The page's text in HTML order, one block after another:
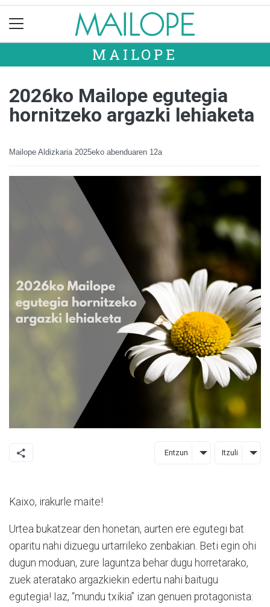
MAILOPE
2026ko Mailope egutegia
hornitzeko argazki lehiaketa
Mailope Aldizkaria 2025eko abenduaren 12a
Entzun Itzuli
Kaixo, irakurle maite!
Urtea bukatzear den honetan, aurten ere egutegi bat
oparitu nahi dizuegu urtarrileko zenbakian. Beti egin ohi
dugun moduan, zure laguntza behar dugu horretarako,
zuek ateratako argazkiekin edertu nahi baitugu
egutegia! Iaz, “mundu txikia” izan genuen protagonista: